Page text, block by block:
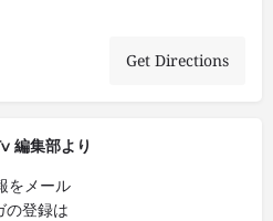
Get Directions
編集部より
をメール
の登録は